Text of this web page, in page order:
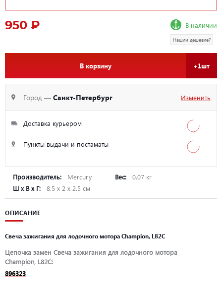
950 ₽ В наличии
Нашли дешевле?
В корзину +1шт
Город — Санкт-Петербург Изменить
Доставка курьером
Пункты выдачи и постаматы
Производитель: Mercury Вес:
0.07 кг
Ш х В х Г:
8.5 х 2 х 2.5 см
ОПИСАНИЕ
Свеча зажигания для лодочного мотора Champion, L82C
Цепочка замен Свеча зажигания для лодочного мотора
Champion, L82C:
896323